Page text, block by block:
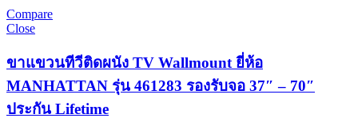
Compare
Close
ขาแขวนทีวีติดผนัง TV Wallmount ยี่ห้อ
MANHATTAN รุ่น 461283 รองรับจอ 37″ – 70″
ประกัน Lifetime